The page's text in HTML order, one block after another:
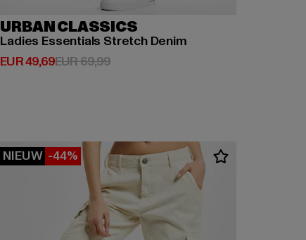
URBAN CLASSICS
Ladies Essentials Stretch Denim
EUR 49,69
Huidige prijs: EUR 49,69
EUR 69,99Actieprijs: EUR 69,99
NIEUW -44%